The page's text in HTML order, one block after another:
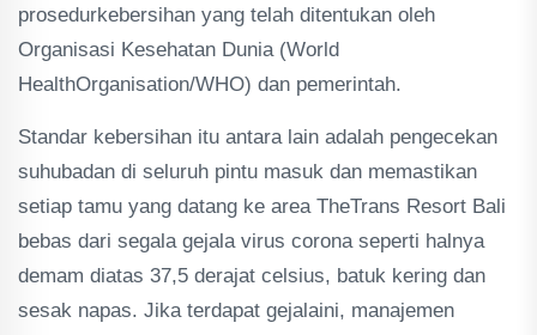
prosedurkebersihan yang telah ditentukan oleh
Organisasi Kesehatan Dunia (World
HealthOrganisation/WHO) dan pemerintah.
Standar kebersihan itu antara lain adalah pengecekan
suhubadan di seluruh pintu masuk dan memastikan
setiap tamu yang datang ke area TheTrans Resort Bali
bebas dari segala gejala virus corona seperti halnya
demam diatas 37,5 derajat celsius, batuk kering dan
sesak napas. Jika terdapat gejalaini, manajemen